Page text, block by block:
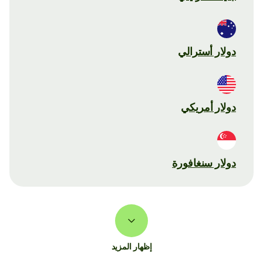
دولار أسترالي
دولار أمريكي
دولار سنغافورة
إظهار المزيد